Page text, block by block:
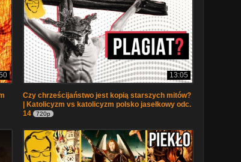
13:05
Czy chrześcijaństwo jest kopią starszych mitów?
| Katolicyzm vs katolicyzm polsko jasełkowy odc.
14
720p